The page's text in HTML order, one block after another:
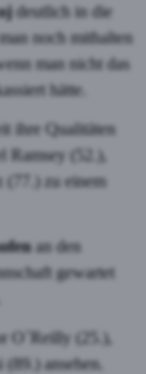
deutlich in die
noch mithalten
man nicht das
hätte.
ihre Qualitäten
Ramsey (52.),
(77.) zu einem
an den
gewartet
O´Reilly (25.),
ansehen.